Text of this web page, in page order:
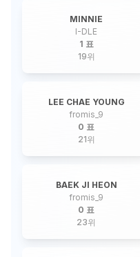
MINNIE
I-DLE
1 표
19위
LEE CHAE YOUNG
fromis_9
0 표
21위
BAEK JI HEON
fromis_9
0 표
23위